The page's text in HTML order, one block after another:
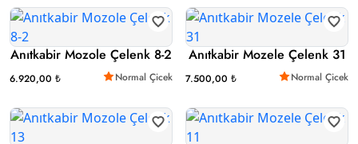
Anıtkabir Mozole Çelenk 8-2
6.920,00 ₺ Normal Çicek
Anıtkabir Mozele Çelenk 31
7.500,00 ₺ Normal Çicek